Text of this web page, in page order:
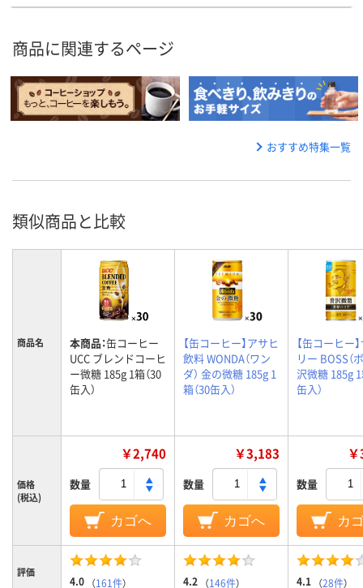
商品に関連するページ
おすすめ特集一覧
類似商品と比較
商品名 本商品：缶コーヒー
UCC ブレンドコーヒ
ー微糖 185g 1箱（30
缶入）
【缶コーヒー】アサヒ
飲料 WONDA（ワン
ダ） 金の微糖 185g 1
箱（30缶入）
【缶コーヒー
リー BOSS（
沢微糖 185g 1
缶入）
価格
(税込)
￥2,740
数量
カゴへ
￥3,183
数量
カゴへ
数量
カ
評価
4.0 （161件） 4.2 （146件） 4.1 （28件）